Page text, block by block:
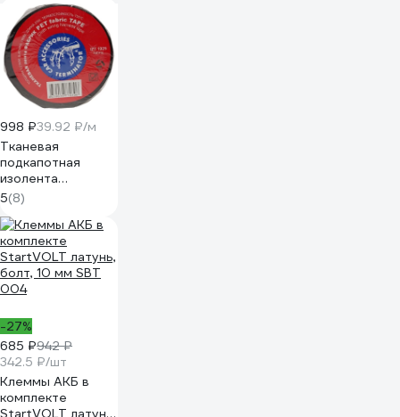
998 ₽39.92 ₽/м
Тканевая
подкапотная
изолента
Terminator Izt
1925 fabric, 19мм х
25м, толщина
0,25мм 2000832
5(8)
-27%
685 ₽942 ₽
342.5 ₽/шт
Клеммы АКБ в
комплекте
StartVOLT латунь,